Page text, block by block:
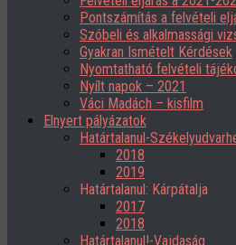
Pontszámítás a felvételi
Szóbeli és alkalmassági
Gyakran Ismételt Kérdések
Nyomtatható felvételi
Nyílt napok – 2021
Váci Madách – kisfilm
Elnyert pályázatok
Határtalanul-
2018
2019
Határtalanul: Kárpátalja
2017
2018
Határtalanul!-Vajdaság